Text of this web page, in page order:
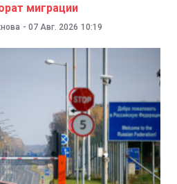
миграции
- 07 Авг. 2026 10:19